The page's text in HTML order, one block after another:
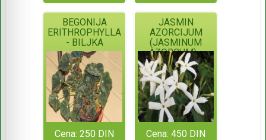
BEGONIJA
ERITHROPHYLLA
- BILJKA
Cena: 250 DIN
JASMIN
AZORCIJUM
(JASMINUM
AZORCUM) -
BILJKA
Cena: 450 DIN